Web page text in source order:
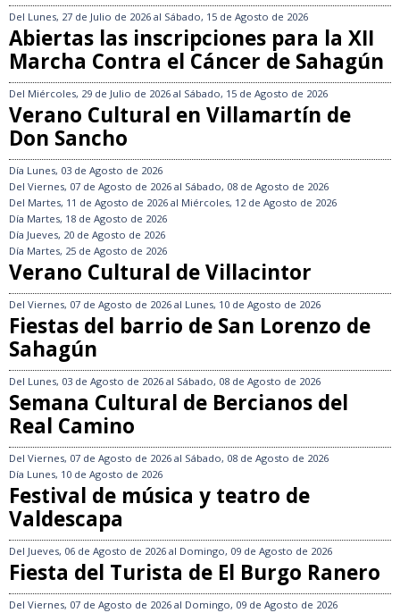
Del Lunes, 27 de Julio de 2026 al Sábado, 15 de Agosto de 2026
Abiertas las inscripciones para la XII
Marcha Contra el Cáncer de Sahagún
Del Miércoles, 29 de Julio de 2026 al Sábado, 15 de Agosto de 2026
Verano Cultural en Villamartín de
Don Sancho
Día Lunes, 03 de Agosto de 2026
Del Viernes, 07 de Agosto de 2026 al Sábado, 08 de Agosto de 2026
Del Martes, 11 de Agosto de 2026 al Miércoles, 12 de Agosto de 2026
Día Martes, 18 de Agosto de 2026
Día Jueves, 20 de Agosto de 2026
Día Martes, 25 de Agosto de 2026
Verano Cultural de Villacintor
Del Viernes, 07 de Agosto de 2026 al Lunes, 10 de Agosto de 2026
Fiestas del barrio de San Lorenzo de
Sahagún
Del Lunes, 03 de Agosto de 2026 al Sábado, 08 de Agosto de 2026
Semana Cultural de Bercianos del
Real Camino
Del Viernes, 07 de Agosto de 2026 al Sábado, 08 de Agosto de 2026
Día Lunes, 10 de Agosto de 2026
Festival de música y teatro de
Valdescapa
Del Jueves, 06 de Agosto de 2026 al Domingo, 09 de Agosto de 2026
Fiesta del Turista de El Burgo Ranero
Del Viernes, 07 de Agosto de 2026 al Domingo, 09 de Agosto de 2026